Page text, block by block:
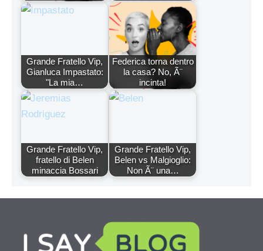
Grande Fratello Vip,
Gianluca Impastato:
"La mia…
Federica torna dentro
la casa? No, Ã¨
incinta!
Grande Fratello Vip,
fratello di Belen
minaccia Bossari
Grande Fratello Vip,
Belen vs Malgioglio:
Non Ã¨ una…